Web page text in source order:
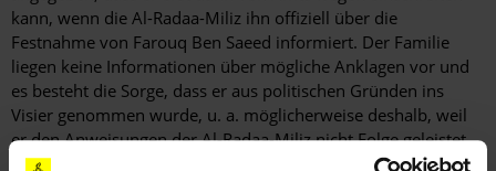
kann, wenn die Al-Radaa-Miliz ihn offiziell über die
Festnahme von Farouq Ben Saeed informiert. Der Familie
liegen keine Informationen über mögliche Anklagen vor und
es besteht die Sorge, dass er aus politischen Gründen ins
Visier genommen wurde, u. a. möglicherweise deshalb, weil
er den Anweisungen der Al-Radaa-Miliz nicht Folge geleistet
hat.